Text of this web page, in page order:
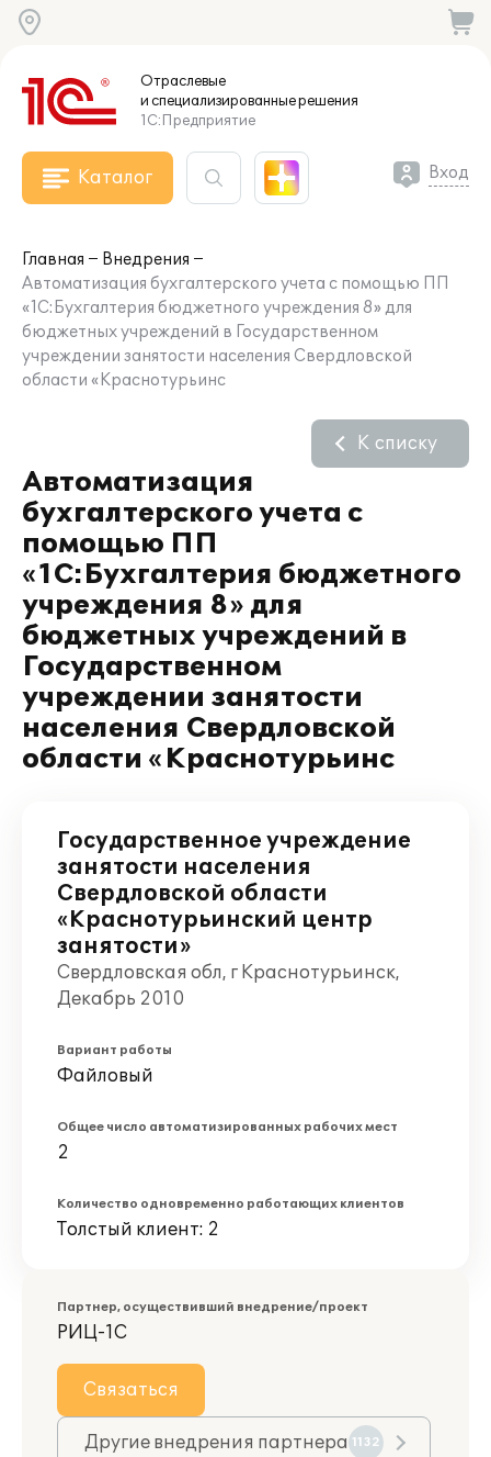
Отраслевые
и специализированныерешения
1С:Предприятие
Каталог Вход
Главная
Внедрения
Автоматизация бухгалтерского учета с помощью ПП
«1С:Бухгалтерия бюджетного учреждения 8» для
бюджетных учреждений в Государственном
учреждении занятости населения Свердловской
области «Краснотурьинс
Автоматизация
бухгалтерского учета с
помощью ПП
«1С:Бухгалтерия бюджетного
учреждения 8» для
бюджетных учреждений в
Государственном
учреждении занятости
населения Свердловской
области «Краснотурьинс
К списку
Государственное учреждение
занятости населения
Свердловской области
«Краснотурьинский центр
занятости»
Свердловская обл, г Краснотурьинск,
Декабрь 2010
Вариант работы
Файловый
Общее число автоматизированных рабочих мест
2
Количество одновременно работающих клиентов
Толстый клиент: 2
Партнер, осуществивший внедрение/проект
РИЦ-1С
Связаться
Другие внедрения партнера 1132